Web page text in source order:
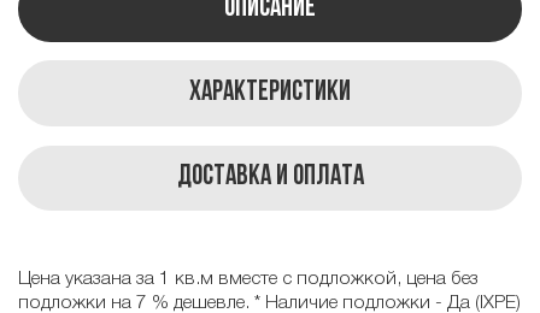
Описание
Характеристики
Доставка и оплата
Цена указана за 1 кв.м вместе с подложкой, цена без
подложки на 7 % дешевле. * Наличие подложки - Да (IXPE)